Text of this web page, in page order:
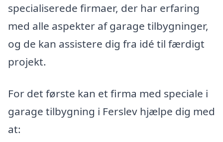
specialiserede firmaer, der har erfaring
med alle aspekter af garage tilbygninger,
og de kan assistere dig fra idé til færdigt
projekt.
For det første kan et firma med speciale i
garage tilbygning i Ferslev hjælpe dig med
at: